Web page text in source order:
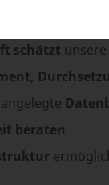
schätzt unsere
beraten